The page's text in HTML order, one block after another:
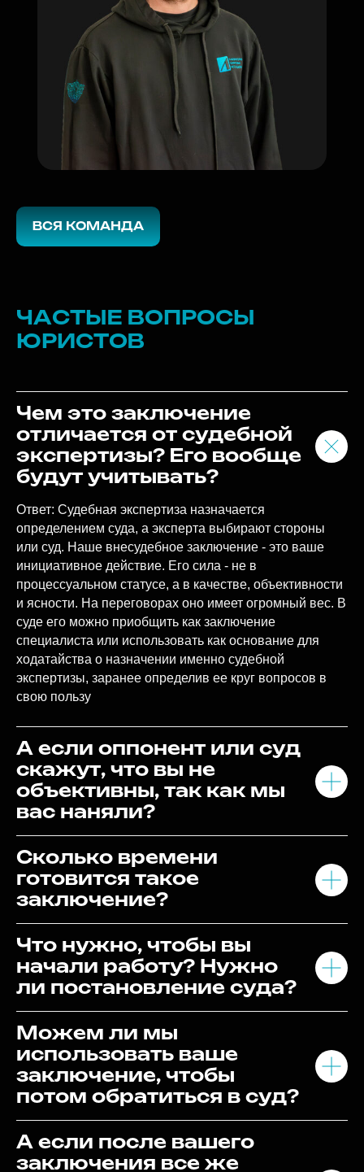
ВСЯ КОМАНДА
ЧАСТЫЕ ВОПРОСЫ
Чем это заключение
отличается от судебной
экспертизы? Его вообще
Ответ: Судебная экспертиза назначается
определением суда, а эксперта выбирают стороны
или суд. Наше внесудебное заключение - это ваше
инициативное действие. Его сила - не в
процессуальном статусе, а в качестве, объективности
и ясности. На переговорах оно имеет огромный вес. В
суде его можно приобщить как заключение
специалиста или использовать как основание для
ходатайства о назначении именно судебной
экспертизы, заранее определив ее круг вопросов в
А если оппонент или суд
скажут, что вы не
объективны, так как мы
вас наняли?
Сколько времени
готовится такое
заключение?
Что нужно, чтобы вы
начали работу? Нужно
ли постановление суда?
Можем ли мы
использовать ваше
заключение, чтобы
потом обратиться в суд?
А если после вашего